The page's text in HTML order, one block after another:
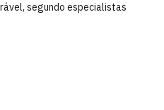
segundo especialistas